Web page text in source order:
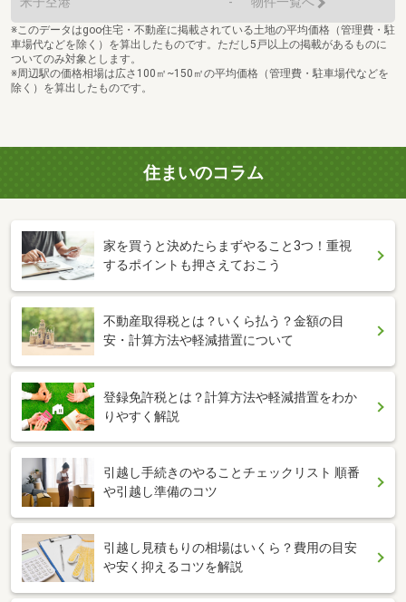
※このデータはgoo住宅・不動産に掲載されている土地の平均価格（管理費・駐
車場代などを除く）を算出したものです。ただし5戸以上の掲載があるものに
ついてのみ対象とします。
※周辺駅の価格相場は広さ100㎡~150㎡の平均価格（管理費・駐車場代などを
除く）を算出したものです。
住まいのコラム
家を買うと決めたらまずやること3つ！重視
するポイントも押さえておこう
不動産取得税とは？いくら払う？金額の目
安・計算方法や軽減措置について
登録免許税とは？計算方法や軽減措置をわか
りやすく解説
引越し手続きのやることチェックリスト 順番
や引越し準備のコツ
引越し見積もりの相場はいくら？費用の目安
や安く抑えるコツを解説